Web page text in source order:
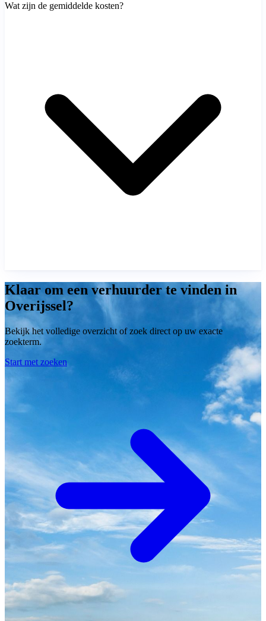
Wat zijn de gemiddelde kosten?
Klaar om een verhuurder te vinden in
Overijssel?
Bekijk het volledige overzicht of zoek direct op uw exacte
zoekterm.
Start met zoeken